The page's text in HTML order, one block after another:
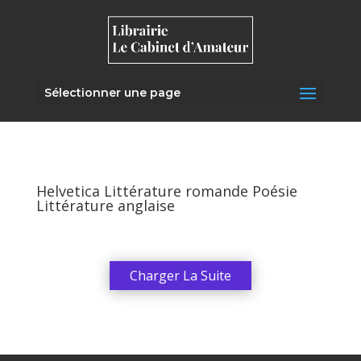
Sélectionner une page
Helvetica Littérature romande Poésie
Littérature anglaise
Charger La Suite